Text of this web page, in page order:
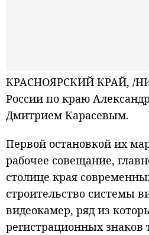
КРАСНОЯРСКИЙ КРАЙ, /
России по краю
Дмитрием Карасевым.
Первой остановкой их
рабочее совещание,
столице края
строительство системы
видеокамер, ряд из
регистрационных